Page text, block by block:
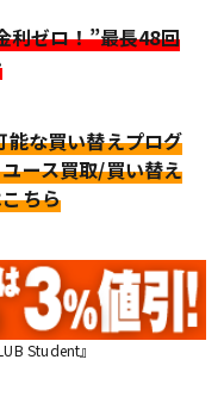
利ゼロ！”最長48回
な買い替えプログ
ース買取/買い替え
ちら
Student』